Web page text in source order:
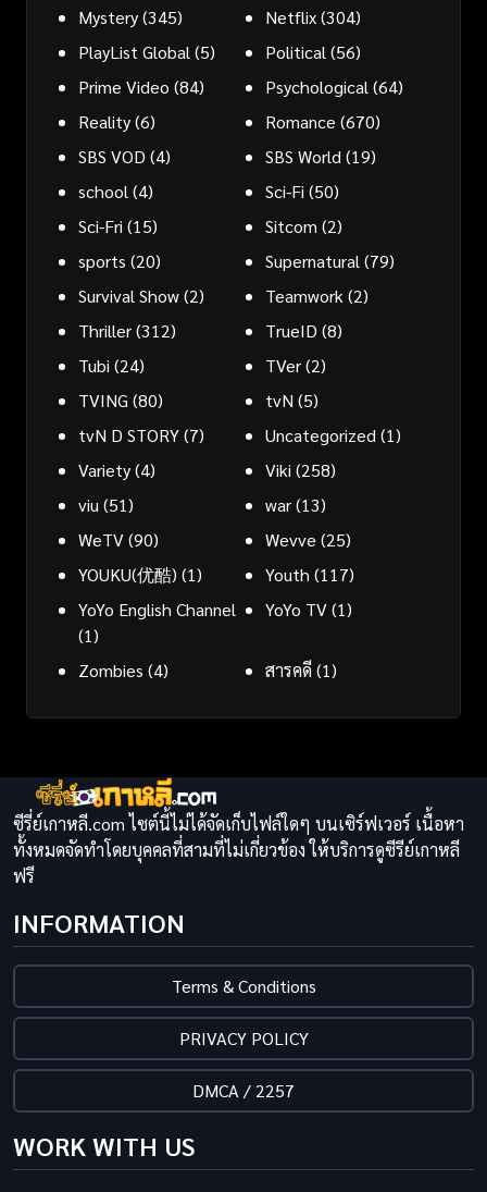
Mystery(345) Netflix(304)
PlayList Global (5) Political (56)
Prime Video (84) Psychological (64)
Reality(6) Romance (670)
SBS VOD (4) SBS World (19)
school (4) Sci-Fi (50)
Sci-Fri (15) Sitcom (2)
sports (20) Supernatural (79)
Survival Show(2) Teamwork (2)
Thriller(312) TrueID (8)
Tubi (24) TVer(2)
TVING (80) tvN (5)
tvN D STORY(7) Uncategorized (1)
Variety(4) Viki (258)
viu (51) war(13)
WeTV(90) Wevve (25)
YOUKU(优酷) (1) Youth (117)
YoYo English Channel
(1)
YoYo TV(1)
Zombies (4) สารคดี(1)
ซีรี่ย์เกาหลี.com ไซต์นี้ไม่ได้จัดเก็บไฟล์ใดๆ บนเซิร์ฟเวอร์ เนื้อหา
ทั้งหมดจัดทำโดยบุคคลที่สามที่ไม่เกี่ยวข้อง ให้บริการดูซีรีย์เกาหลี
ฟรี
INFORMATION
Terms & Conditions
PRIVACY POLICY
DMCA / 2257
WORK WITH US